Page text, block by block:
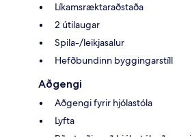
Líkamsræktaraðstaða
2 útilaugar
Spila-/leikjasalur
Hefðbundinn byggingarstíll
Aðgengi
Aðgengi fyrir hjólastóla
Lyfta